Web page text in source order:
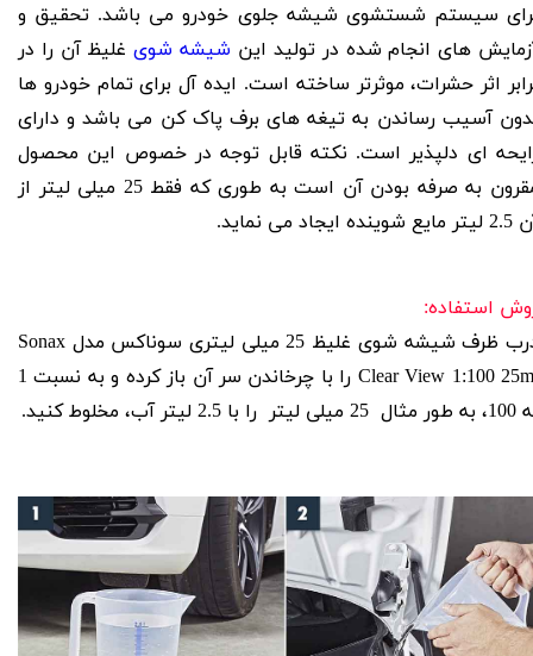
سیستم شستشوی شیشه جلوی خودرو می باشد. تحقیق و
های انجام شده در تولید این شیشه شویغلیظ آن را در
اثر حشرات، موثرتر ساخته است. ایده آل برای تمام خودرو ها
آسیب رساندن به تیغه های برف پاک کن می باشد و دارای
ای دلپذیر است. نکته قابل توجه در خصوص این محصول
مقرون به صرفه بودن آن است به طوری که فقط 25 میلی لیتر از
ایجاد می نماید.
استفاده:
درب ظرف شیشه شوی غلیظ 25 میلی لیتری سوناکس مدل Sonax
Clear View 1:100 25ml را با چرخاندن سر آن باز کرده و به نسبت 1
2.5 لیتر آب، مخلوط کنید.